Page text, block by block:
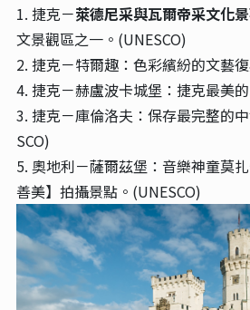
1. 捷克－萊德尼采與瓦爾帝采文化
文景觀區之一。(UNESCO)
2. 捷克－特爾趣：色彩繽紛的文藝
4. 捷克－赫盧波卡城堡：捷克最美的
3. 捷克－庫倫洛夫：保存最完整的
SCO)
5. 奧地利－薩爾茲堡：音樂神童莫
善美】拍攝景點。(UNESCO)